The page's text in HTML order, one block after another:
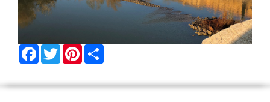
Facebook
TwitterPinterest
Share